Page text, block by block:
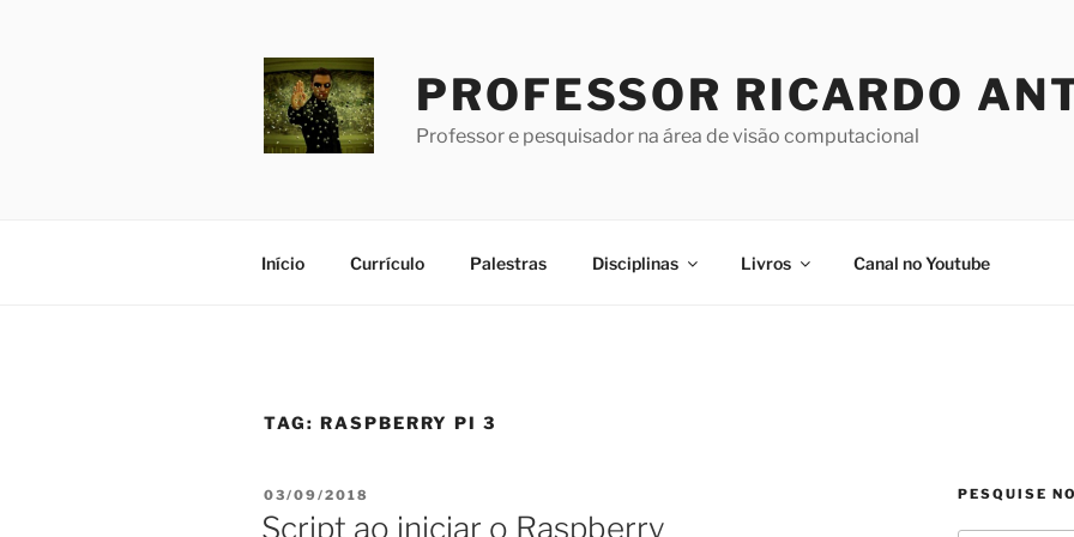
PROFESSOR RICARDO
Professor e pesquisador na área de visão computacional
Início Currículo Palestras Disciplinas Livros Canal no Youtube
TAG: RASPBERRY PI 3
PUBLICADO
EM
03/09/2018
Script ao iniciar o Raspberry
PESQUISE